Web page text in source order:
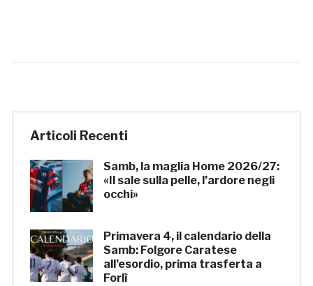
Articoli Recenti
Samb, la maglia Home 2026/27:
«Il sale sulla pelle, l’ardore negli
occhi»
Primavera 4, il calendario della
Samb: Folgore Caratese
all’esordio, prima trasferta a
Forlì